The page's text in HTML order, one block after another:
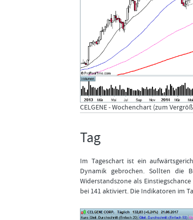
CELGENE - Wochenchart (zum
Tag
Im Tageschart ist ein
Dynamik gebrochen. Sollten die
Widerstandszone als
bei 141 aktiviert. Die Indikatoren im